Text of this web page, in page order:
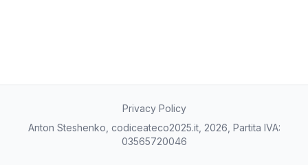
Privacy Policy
Anton Steshenko, codiceateco2025.it, 2026, Partita IVA:
03565720046